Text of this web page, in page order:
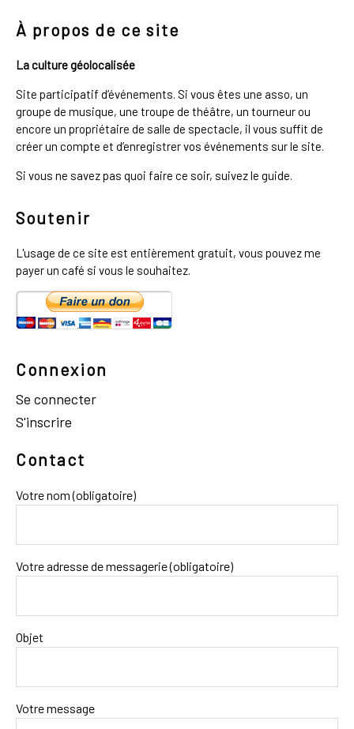
À propos de ce site
La culture géolocalisée
Site participatif d’événements. Si vous êtes une asso, un
groupe de musique, une troupe de théâtre, un tourneur ou
encore un propriétaire de salle de spectacle, il vous suffit de
créer un compte et d’enregistrer vos événements sur le site.
Si vous ne savez pas quoi faire ce soir, suivez le guide.
Soutenir
L'usage de ce site est entièrement gratuit, vous pouvez me
payer un café si vous le souhaitez.
Connexion
Se connecter
S'inscrire
Contact
Votre nom (obligatoire)
Votre adresse de messagerie (obligatoire)
Objet
Votre message